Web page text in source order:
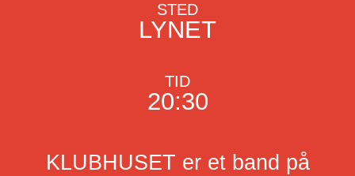
STED
LYNET
TID
20:30
KLUBHUSET er et band på